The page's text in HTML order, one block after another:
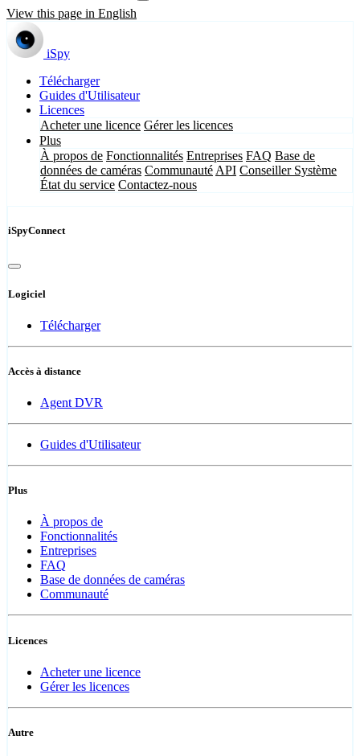
View this page in English
iSpy
Télécharger
Guides d'Utilisateur
Licences
Acheter une licence Gérer les licences
Plus
À propos de Fonctionnalités Entreprises FAQ Base de
données de caméras Communauté API Conseiller Système
État du service Contactez-nous
iSpyConnect
Logiciel
Télécharger
Accès à distance
Agent DVR
Guides d'Utilisateur
Plus
À propos de
Fonctionnalités
Entreprises
FAQ
Base de données de caméras
Communauté
Licences
Acheter une licence
Gérer les licences
Autre